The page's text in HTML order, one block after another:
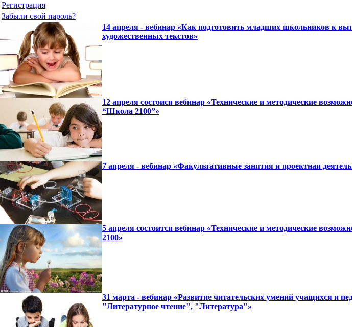
Регистрация
Забыли свой пароль?
14 апреля - вебинар «Как подготовить младших школьников к
художественных текстов»
12 апреля состоися вебинар «Технические и методические
“Школа 2100”»
7 апреля - вебинар «Факультативные занятия и проектная
5 апреля состоится вебинар «Технические и методические
2100»
31 марта - вебинар «Развитие читательских умений учащихся и
"Литературное чтение", "Литература"»